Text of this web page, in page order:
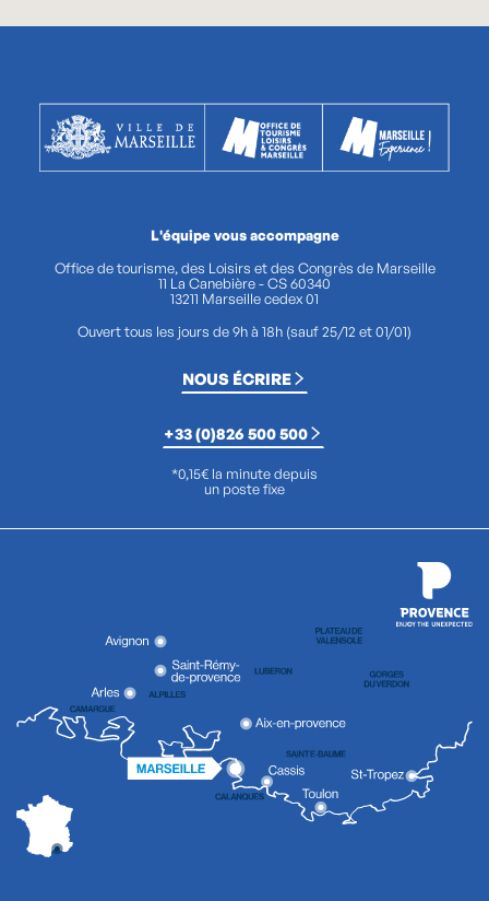
L'équipe vous accompagne
Office de tourisme, des Loisirs et des Congrès de Marseille
11 La Canebière - CS 60340
13211 Marseille cedex 01
Ouvert tous les jours de 9h à 18h (sauf 25/12 et 01/01)
NOUS ÉCRIRE
+33 (0)826 500 500
*0,15€ la minute depuis
un poste fixe